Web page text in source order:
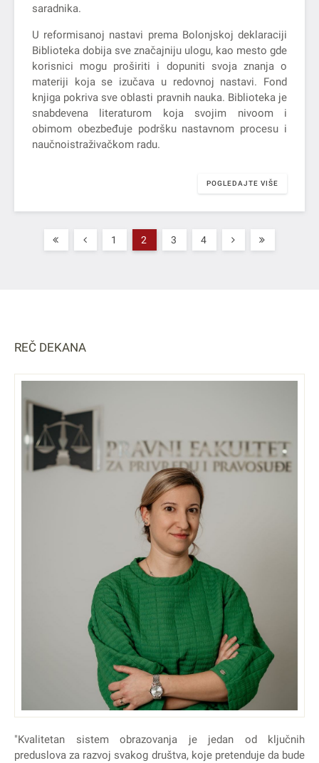
saradnika.
U reformisanoj nastavi prema Bolonjskoj deklaraciji
Biblioteka dobija sve značajniju ulogu, kao mesto gde
korisnici mogu proširiti i dopuniti svoja znanja o
materiji koja se izučava u redovnoj nastavi. Fond
knjiga pokriva sve oblasti pravnih nauka. Biblioteka je
snabdevena literaturom koja svojim nivoom i
obimom obezbeđuje podršku nastavnom procesu i
naučnoistraživačkom radu.
POGLEDAJTE VIŠE
1 2 3 4
REČ DEKANA
"Kvalitetan sistem obrazovanja je jedan od ključnih
preduslova za razvoj svakog društva, koje pretenduje da bude